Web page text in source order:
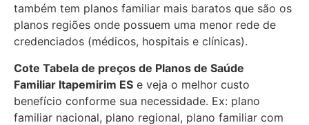
também tem planos familiar mais baratos que são os
planos regiões onde possuem uma menor rede de
credenciados (médicos, hospitais e clínicas).
Cote Tabela de preços de Planos de Saúde
Familiar Itapemirim ES e veja o melhor custo
benefício conforme sua necessidade. Ex: plano
familiar nacional, plano regional, plano familiar com